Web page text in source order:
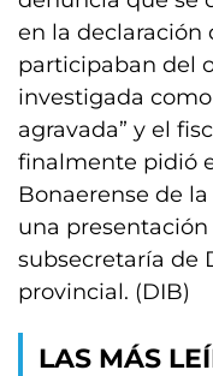
en la declaración
participaban del
investigada
agravada” y el
finalmente pidió
Bonaerense de
una
subsecretaría de
provincial. (DIB)
LAS MÁS